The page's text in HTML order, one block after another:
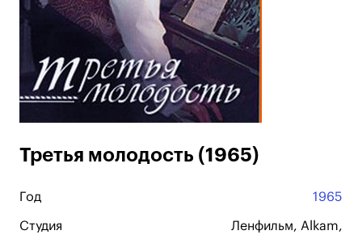
Третья молодость (1965)
Год 1965
Студия
Ленфильм, Alkam,